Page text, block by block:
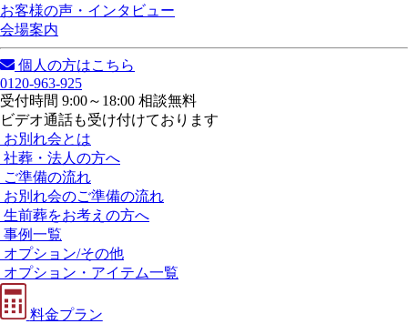
お客様の声・インタビュー
会場案内
個人の方はこちら
0120-963-925
受付時間 9:00～18:00 相談無料
ビデオ通話も受け付けております
お別れ会とは
社葬・法人の方へ
ご準備の流れ
お別れ会のご準備の流れ
生前葬をお考えの方へ
事例一覧
オプション/その他
オプション・アイテム一覧
料金プラン